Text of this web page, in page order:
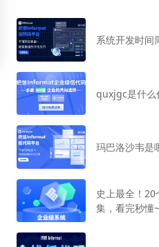
系统开发时间
quxjgc是什么
玛巴洛沙韦是
史上最全！
集，看完秒懂~